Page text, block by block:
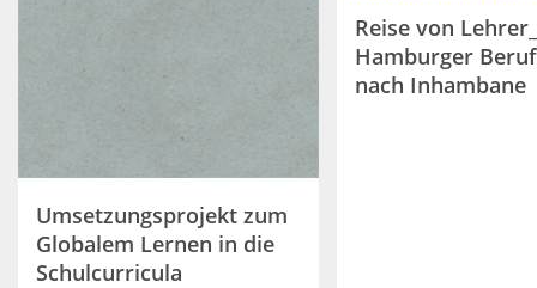
Umsetzungsprojekt zum
Globalem Lernen in die
Schulcurricula
Reise von
Hamburger
nach Inhambane